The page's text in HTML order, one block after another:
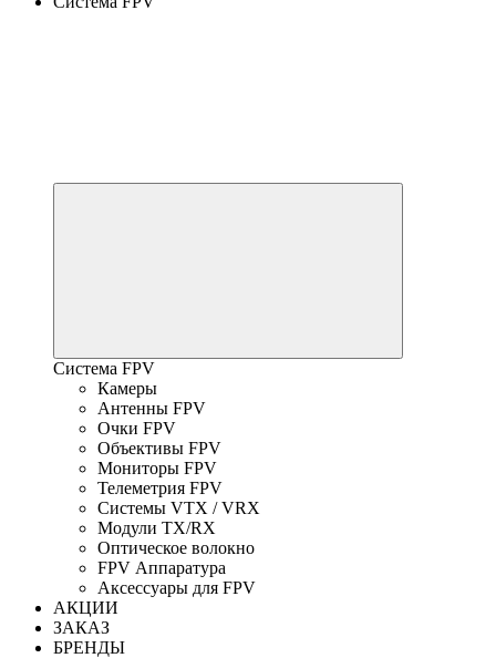
Система FPV
Камеры
Антенны FPV
Очки FPV
Объективы FPV
Мониторы FPV
Телеметрия FPV
Системы VTX / VRX
Модули TX/RX
Оптическое волокно
FPV Аппаратура
Аксессуары для FPV
АКЦИИ
ЗАКАЗ
БРЕНДЫ